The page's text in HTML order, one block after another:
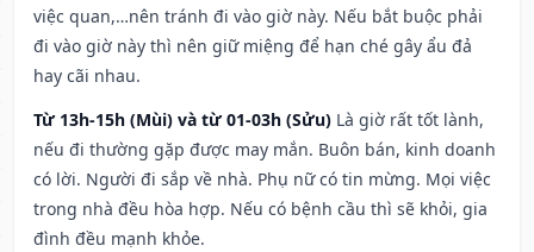
việc quan,…nên tránh đi vào giờ này. Nếu bắt buộc phải
đi vào giờ này thì nên giữ miệng để hạn ché gây ẩu đả
hay cãi nhau.
Từ 13h-15h (Mùi) và từ 01-03h (Sửu) Là giờ rất tốt lành,
nếu đi thường gặp được may mắn. Buôn bán, kinh doanh
có lời. Người đi sắp về nhà. Phụ nữ có tin mừng. Mọi việc
trong nhà đều hòa hợp. Nếu có bệnh cầu thì sẽ khỏi, gia
đình đều mạnh khỏe.